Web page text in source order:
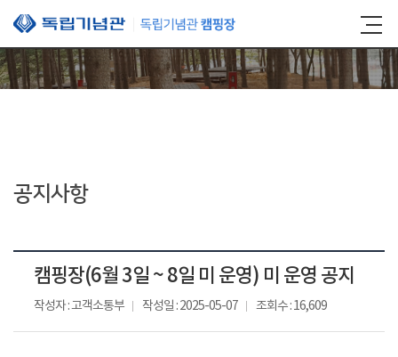
본문 바로가기
공지사항
캠핑장(6월 3일 ~ 8일 미 운영) 미 운영 공지
작성자 : 고객소통부 작성일 : 2025-05-07 조회수 : 16,609